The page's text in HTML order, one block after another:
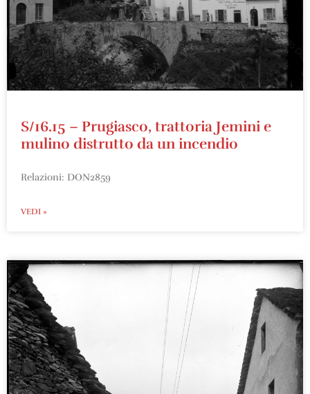
S/16.15 – Prugiasco, trattoria Jemini e
mulino distrutto da un incendio
Relazioni: DON2859
VEDI »